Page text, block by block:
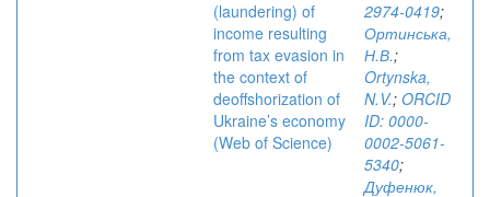
(laundering) of
income resulting
from tax evasion in
the context of
deoffshorization of
Ukraine’s economy
(Web of Science)
2974-0419;
Ортинська,
Н.В.;
Ortynska,
N.V.; ORCID
ID: 0000-
0002-5061-
5340;
Дуфенюк,